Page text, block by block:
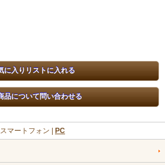
スマートフォン | PC